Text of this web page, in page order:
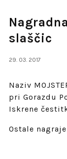
slaščic
29. 03. 2017
Naziv
pri Gorazdu
Iskrene
Ostale